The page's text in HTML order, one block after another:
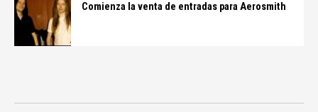
Comienza la venta de entradas para Aerosmith